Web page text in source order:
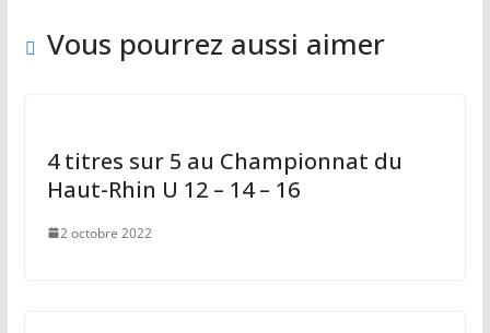
o n
Vous pourrez aussi aimer
4 titres sur 5 au Championnat du
Haut-Rhin U 12 – 14 – 16
2 octobre 2022